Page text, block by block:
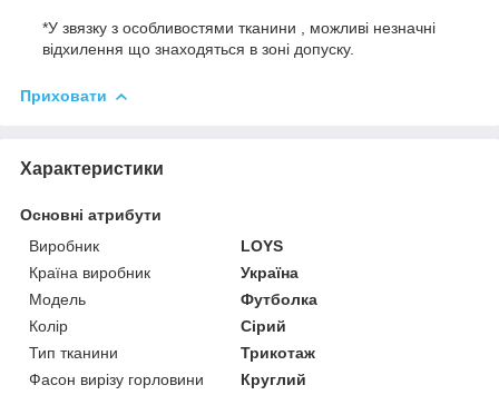
*У звязку з особливостями тканини , можливі незначні
відхилення що знаходяться в зоні допуску.
Приховати
Характеристики
Основні атрибути
Виробник
LOYS
Країна виробник
Україна
Модель
Футболка
Колір
Сірий
Тип тканини
Трикотаж
Фасон вирізу горловини
Круглий